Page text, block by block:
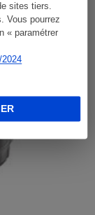
sites tiers.
Vous pourrez
« paramétrer